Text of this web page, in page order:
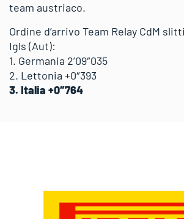
team austriaco.
Ordine d’arrivo Team Relay CdM
Igls (Aut):
1. Germania 2’09″035
2. Lettonia +0″393
3. Italia +0″764